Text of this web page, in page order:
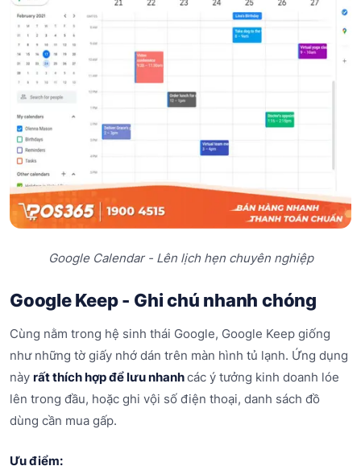
Google Calendar - Lên lịch hẹn chuyên nghiệp
Google Keep - Ghi chú nhanh chóng
Cùng nằm trong hệ sinh thái Google, Google Keep giống
như những tờ giấy nhớ dán trên màn hình tủ lạnh. Ứng dụng
này rất thích hợp để lưu nhanhcác ý tưởng kinh doanh lóe
lên trong đầu, hoặc ghi vội số điện thoại, danh sách đồ
dùng cần mua gấp.
Ưu điểm: